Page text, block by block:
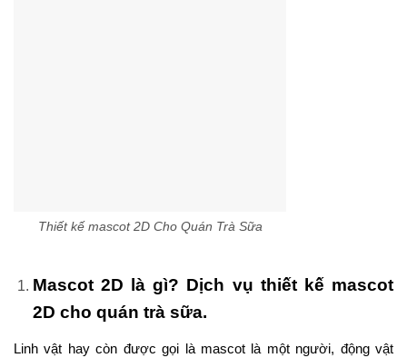
Thiết kế mascot 2D Cho Quán Trà Sữa
Mascot 2D là gì? Dịch vụ thiết kế mascot
2D cho quán trà sữa.
Linh vật hay còn được gọi là mascot là một người, động vật